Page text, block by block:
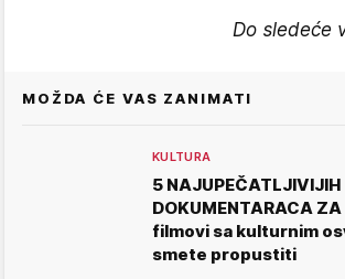
Do sledeće
MOŽDA ĆE VAS ZANIMATI
KULTURA
5 NAJUPEČATLJIVIJIH
DOKUMENTARACA
filmovi sa kulturnim
smete propustiti